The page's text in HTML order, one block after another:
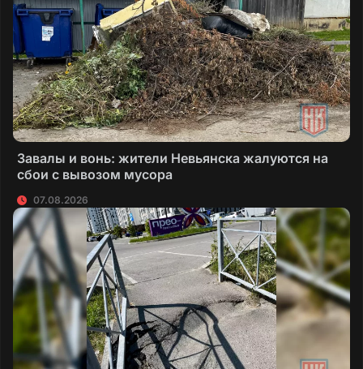
Завалы и вонь: жители Невьянска жалуются на
сбои с вывозом мусора
07.08.2026